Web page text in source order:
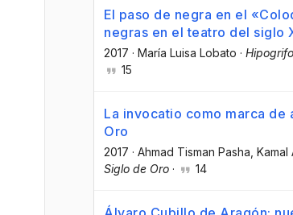
El paso de negra en el
negras en el teatro del siglo
2017 · María Luisa Lobato ·
15
La invocatio como marca de
Oro
2017 · Ahmad Tisman Pasha ,
Siglo de Oro · 14